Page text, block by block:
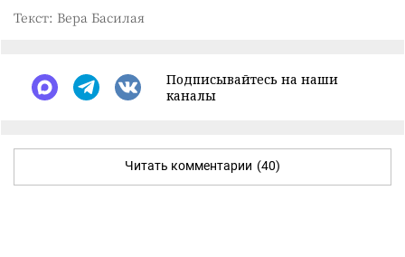
Текст: Вера Басилая
Подписывайтесь на наши
каналы
Читать комментарии (40)